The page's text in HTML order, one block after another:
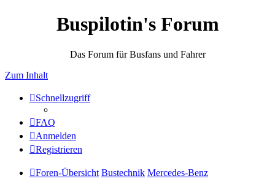
Buspilotin's Forum
Das Forum für Busfans und Fahrer
Zum Inhalt
Schnellzugriff
FAQ
Anmelden
Registrieren
Foren-Übersicht Bustechnik Mercedes-Benz